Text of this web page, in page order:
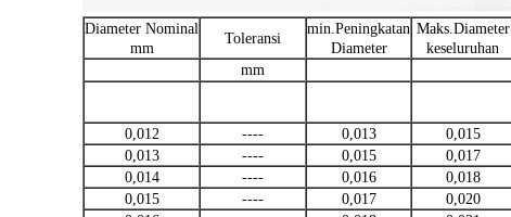
Diameter Nominal
mm
Toleransi
min.Peningkatan
Diameter
Maks.Diameter
keseluruhan
mm
0,012
---- 0,013 0,015
0,013
---- 0,015 0,017
0,014
---- 0,016 0,018
0,015
---- 0,017 0,020